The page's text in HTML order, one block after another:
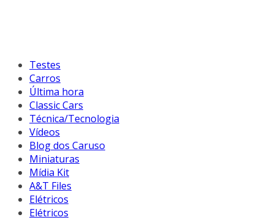
Testes
Carros
Última hora
Classic Cars
Técnica/Tecnologia
Vídeos
Blog dos Caruso
Miniaturas
Mídia Kit
A&T Files
Elétricos
Elétricos